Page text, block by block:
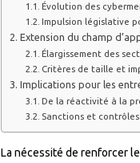
Évolution des
Impulsion législative
Extension du champ
Élargissement des
Critères de taille et
Implications pour les
De la réactivité à la
Sanctions et
La nécessité de renforcer